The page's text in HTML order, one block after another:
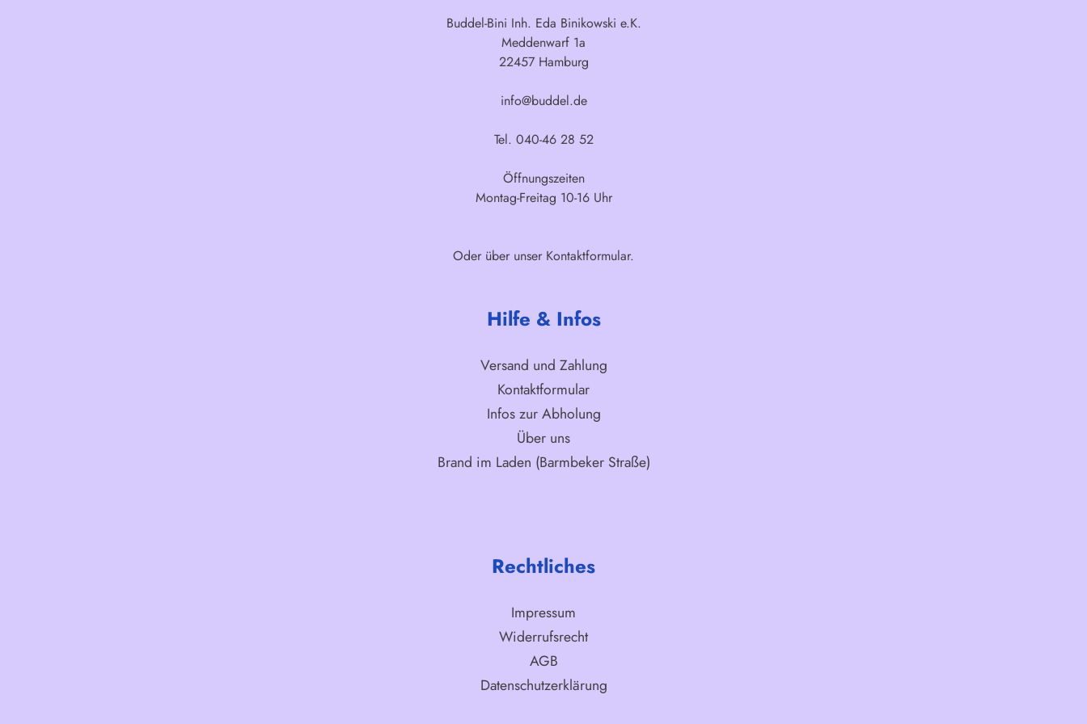
Buddel-Bini Inh. Eda Binikowski e.K.
Meddenwarf 1a
22457 Hamburg
info@buddel.de
Tel. 040-46 28 52
Öffnungszeiten
Montag-Freitag 10-16 Uhr
Oder über unser Kontaktformular.
Hilfe & Infos
Versand und Zahlung
Kontaktformular
Infos zur Abholung
Über uns
Brand im Laden (Barmbeker Straße)
Rechtliches
Impressum
Widerrufsrecht
AGB
Datenschutzerklärung